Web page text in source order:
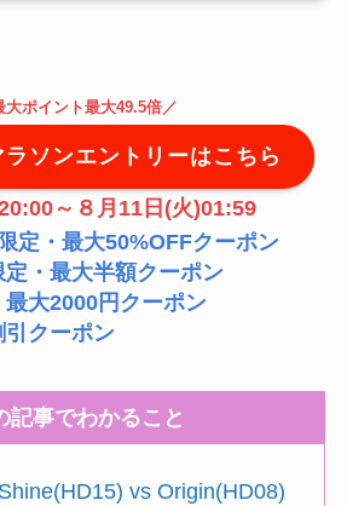
大ポイント最大49.5倍 ／
ソンエントリーはこちら
～８月11日(火)01:59
定・最大50%OFFクーポン
・最大半額クーポン
大2000円クーポン
クーポン
記事でわかること
vs Origin(HD08)